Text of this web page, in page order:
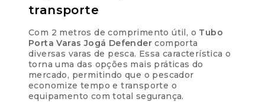
transporte
Com 2 metros de comprimento útil, o Tubo
Porta Varas Jogá Defender comporta
diversas varas de pesca. Essa característica o
torna uma das opções mais práticas do
mercado, permitindo que o pescador
economize tempo e transporte o
equipamento com total segurança.